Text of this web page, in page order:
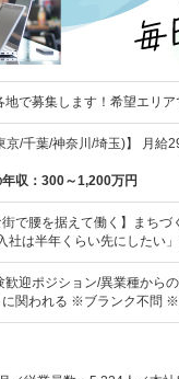
地で募集します！希望エリ
京/千葉/神奈川/埼玉)】 月
収： 300～1,200万円
街で腰を据えて働く】まち
社は半年くらい先にしたい
歓迎ポジション/異業種から
に関われる ※ブランク不問